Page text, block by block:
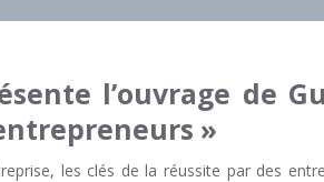
l’ouvrage de
»
les clés de la réussite par des